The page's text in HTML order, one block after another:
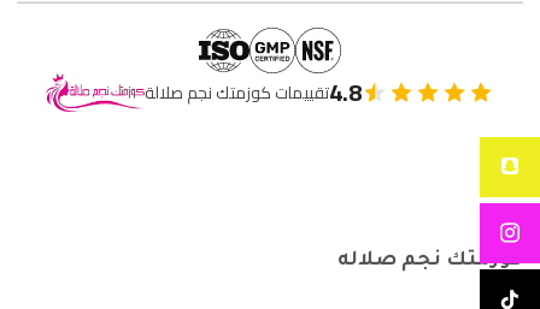
4.8تقييمات كوزمتك نجم صلالة
كوزمتك نجم صلاله